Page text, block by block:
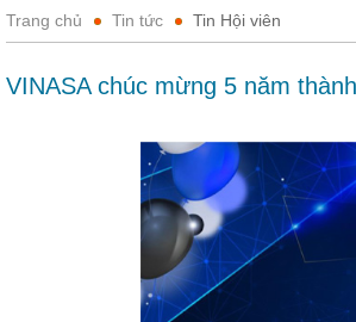
Trang chủ Tin tức Tin Hội viên
VINASA chúc mừng 5 năm